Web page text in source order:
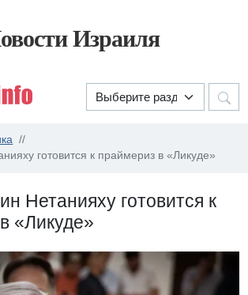
Израиля
готовится к праймериз в «Ликуде»
Нетанияху готовится к
«Ликуде»